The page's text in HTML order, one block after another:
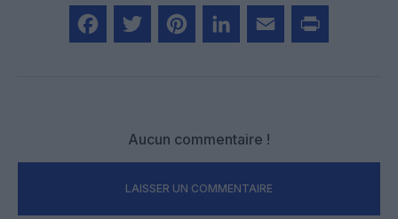
Aucun commentaire !
LAISSER UN COMMENTAIRE